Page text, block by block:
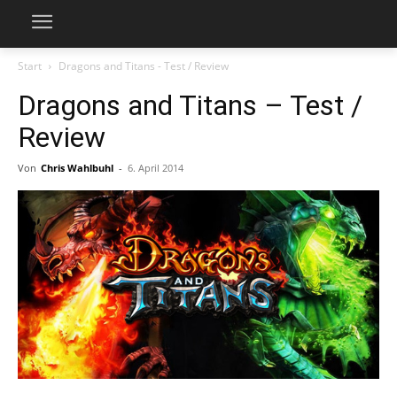
Start Dragons and Titans - Test / Review
Dragons and Titans – Test /
Review
Von Chris Wahlbuhl - 6. April 2014